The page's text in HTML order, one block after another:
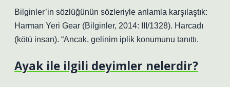
Bilginler’in sözlüğünün sözleriyle anlamla karşılaştık:
Harman Yeri Gear (Bilginler, 2014: III/1328). Harcadı
(kötü insan). “Ancak, gelinim iplik konumunu tanıttı.
Ayak ile ilgili deyimler nelerdir?